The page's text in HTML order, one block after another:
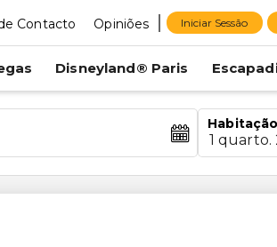
Contacto Opiniões Iniciar Sessão
Disneyland® Paris
Habitação
1 quarto.